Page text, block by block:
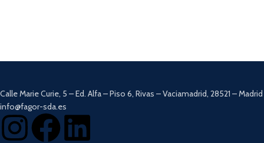
Calle Marie Curie, 5 – Ed. Alfa – Piso 6, Rivas – Vaciamadrid, 28521 – Madrid
info@fagor-sda.es